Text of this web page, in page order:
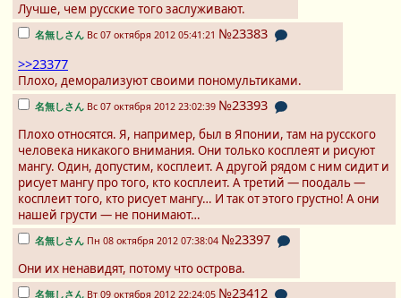
Лучше, чем русские того заслуживают.
名無しさん Вс 07 октября 2012 05:41:21 №23383
>>23377
Плохо, деморализуют своими пономультиками.
名無しさん Вс 07 октября 2012 23:02:39 №23393
Плохо относятся. Я, например, был в Японии, там на русского
человека никакого внимания. Они только косплеят и рисуют
мангу. Один, допустим, косплеит. А другой рядом с ним сидит и
рисует мангу про того, кто косплеит. А третий — поодаль —
косплеит того, кто рисует мангу… И так от этого грустно! А они
нашей грусти — не понимают…
名無しさん Пн 08 октября 2012 07:38:04 №23397
Они их ненавидят, потому что острова.
名無しさん Вт 09 октября 2012 22:24:05 №23412